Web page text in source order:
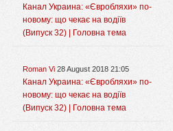
Канал Украина: «Євробляхи» по-
новому: що чекає на водіїв
(Випуск 32) | Головна тема
Roman Vi 28 August 2018 21:05
Канал Украина: «Євробляхи» по-
новому: що чекає на водіїв
(Випуск 32) | Головна тема